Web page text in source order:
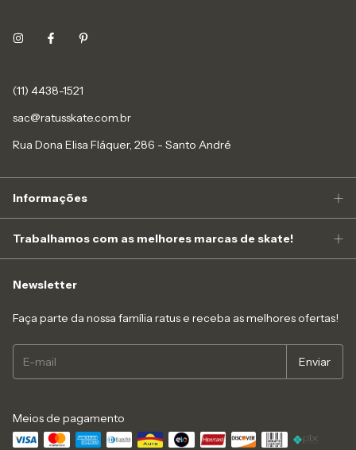
(11) 4438-1521
sac@ratusskate.com.br
Rua Dona Elisa Fláquer, 286 - Santo André
Informações
Trabalhamos com as melhores marcas de skate!
Newsletter
Faça parte da nossa família ratus e receba as melhores ofertas!
Meios de pagamento